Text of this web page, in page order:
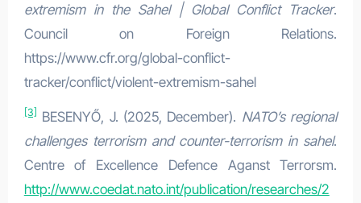
extremism in the Sahel | Global Conflict Tracker.
Council on Foreign Relations.
https://www.cfr.org/global-conflict-
tracker/conflict/violent-extremism-sahel
[3] BESENYŐ, J. (2025, December). NATO’s regional
challenges terrorism and counter-terrorism in sahel.
Centre of Excellence Defence Aganst Terrorsm.
http://www.coedat.nato.int/publication/researches/2